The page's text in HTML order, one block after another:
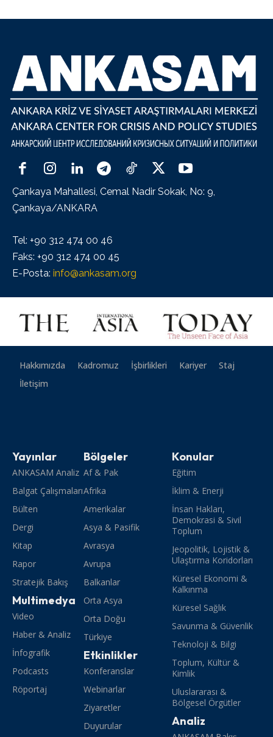
Çankaya Mahallesi, Cemal Nadir Sokak, No: 9,
Çankaya/ANKARA
Tel: +90 312 474 00 46
Faks: +90 312 474 00 45
E-Posta: info@ankasam.org
Hakkımızda Kadromuz İşbirlikleri Kariyer
Staj
İletişim
Yayınlar
ANKASAM Analiz
Balgat Çalışmaları
Bülten
Dergi
Kitap
Rapor
Stratejik Bakış
Multimedya
Video
Haber & Analiz
İnfografik
Podcasts
Röportaj
Bölgeler
Af & Pak
Afrika
Amerikalar
Asya & Pasifik
Avrasya
Avrupa
Balkanlar
Orta Asya
Orta Doğu
Türkiye
Etkinlikler
Konferanslar
Webinarlar
Ziyaretler
Duyurular
Konular
Eğitim
İklim & Enerji
İnsan Hakları,
Demokrasi & Sivil
Toplum
Jeopolitik, Lojistik &
Ulaştırma Koridorları
Küresel Ekonomi &
Kalkınma
Küresel Sağlık
Savunma & Güvenlik
Teknoloji & Bilgi
Toplum, Kültür &
Kimlik
Uluslararası &
Bölgesel Örgütler
Analiz